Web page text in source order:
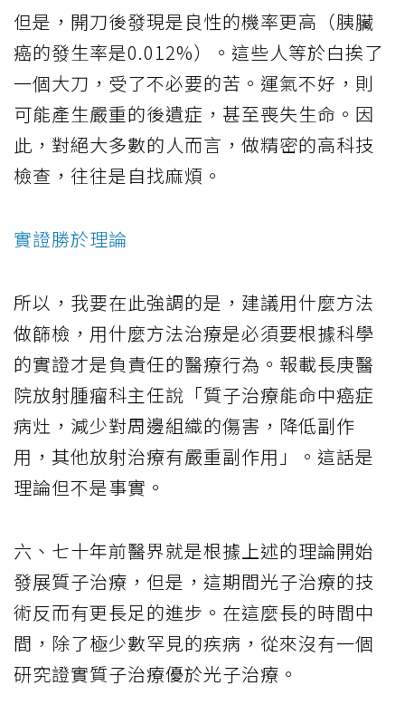
但是，開刀後發現是良性的機率更高（胰臟
癌的發生率是0.012%）。這些人等於白挨了
一個大刀，受了不必要的苦。運氣不好，則
可能產生嚴重的後遺症，甚至喪失生命。因
此，對絕大多數的人而言，做精密的高科技
檢查，往往是自找麻煩。
實證勝於理論
所以，我要在此強調的是，建議用什麼方法
做篩檢，用什麼方法治療是必須要根據科學
的實證才是負責任的醫療行為。報載長庚醫
院放射腫瘤科主任說「質子治療能命中癌症
病灶，減少對周邊組織的傷害，降低副作
用，其他放射治療有嚴重副作用」。這話是
理論但不是事實。
六、七十年前醫界就是根據上述的理論開始
發展質子治療，但是，這期間光子治療的技
術反而有更長足的進步。在這麼長的時間中
間，除了極少數罕見的疾病，從來沒有一個
研究證實質子治療優於光子治療。